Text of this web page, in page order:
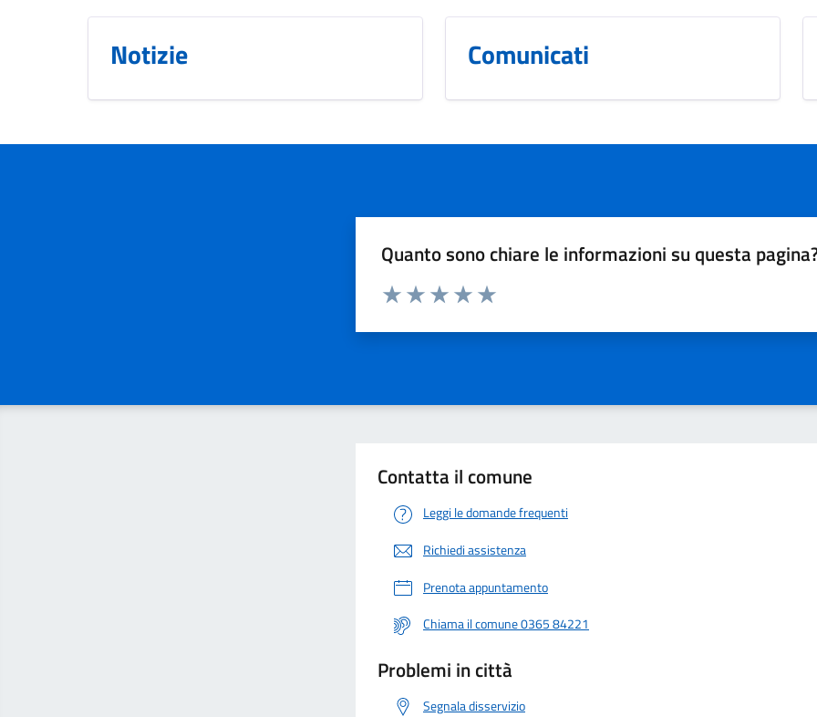
Notizie Comunicati
Quanto sono chiare le informazioni su questa
Valuta da 1 a 5 stelle la pagina
Contatta il comune
Leggi le domande frequenti
Richiedi assistenza
Prenota appuntamento
Chiama il comune 0365 84221
Problemi in città
Segnala disservizio